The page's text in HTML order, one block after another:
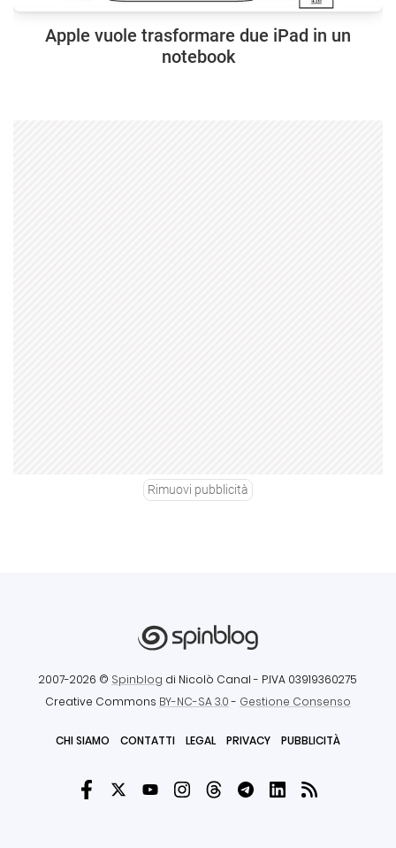
Apple vuole trasformare due iPad in un
notebook
Rimuovi pubblicità
2007-2026 © Spinblog di Nicolò Canal - P.IVA 03919360275
Creative Commons BY-NC-SA 3.0- Gestione Consenso
CHI SIAMO CONTATTI LEGAL PRIVACY PUBBLICITÀ